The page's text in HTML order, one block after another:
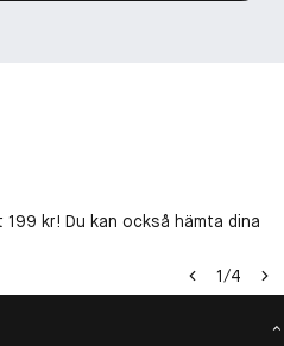
kr! Du kan också hämta dina
1/4